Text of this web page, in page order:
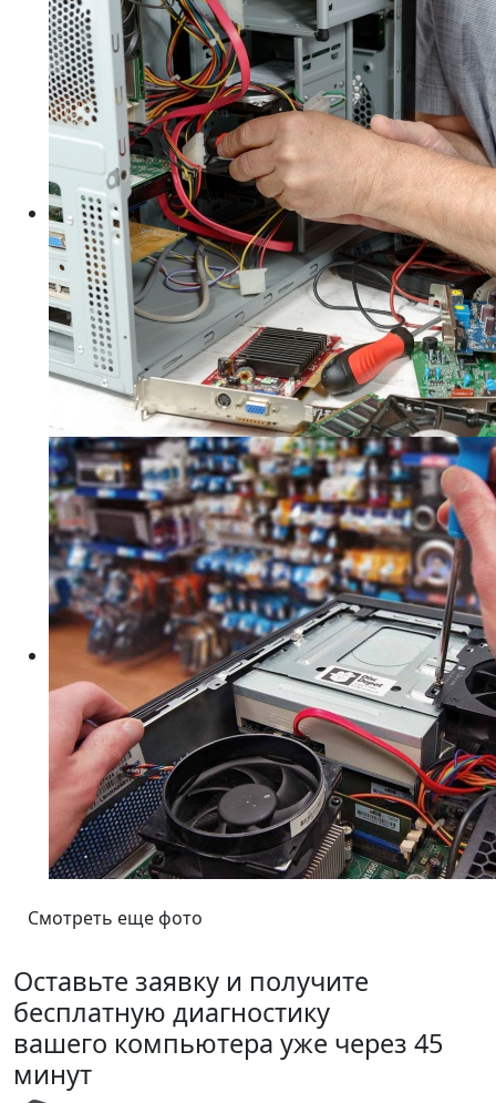
Смотреть еще фото
Оставьте заявку и получите
бесплатную диагностику
вашего компьютера уже через 45
минут